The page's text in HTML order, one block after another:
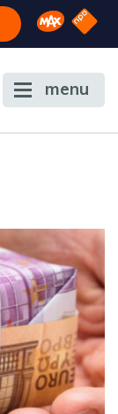
Omroep
NPO
menu